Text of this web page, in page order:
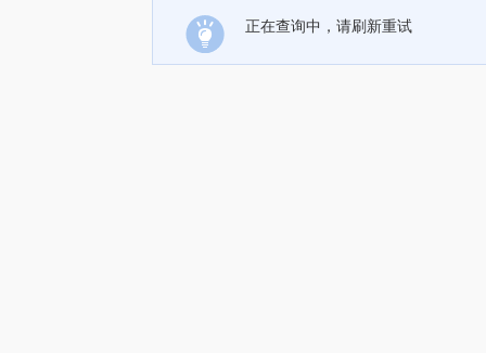
正在查询中，请刷新重试